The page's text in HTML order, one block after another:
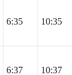
6:35 10:35
6:37 10:37